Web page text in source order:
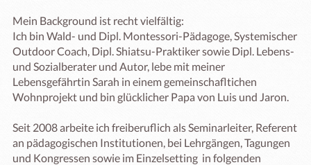
Mein Background ist recht vielfältig:
Ich bin Wald- und Dipl. Montessori-Pädagoge, Systemischer
Outdoor Coach, Dipl. Shiatsu-Praktiker sowie Dipl. Lebens-
und Sozialberater und Autor, lebe mit meiner
Lebensgefährtin Sarah in einem gemeinschafltichen
Wohnprojekt und bin glücklicher Papa von Luis und Jaron.
Seit 2008 arbeite ich freiberuflich als Seminarleiter, Referent
an pädagogischen Institutionen, bei Lehrgängen, Tagungen
und Kongressen sowie im Einzelsetting  in folgenden